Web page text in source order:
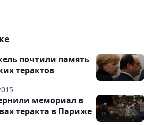
почтили память
терактов
мемориал в
теракта в Париже